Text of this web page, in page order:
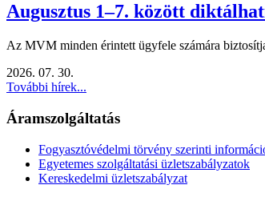
Augusztus 1–7. között
Az MVM minden érintett ügyfele számára
2026. 07. 30.
További hírek...
Áramszolgáltatás
Fogyasztóvédelmi törvény szerinti
Egyetemes szolgáltatási üzletszabályzatok
Kereskedelmi üzletszabályzat